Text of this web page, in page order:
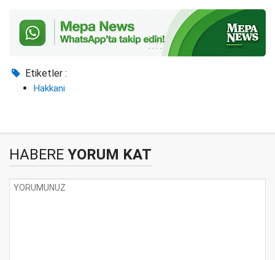
Etiketler :
Hakkani
HABERE YORUM KAT